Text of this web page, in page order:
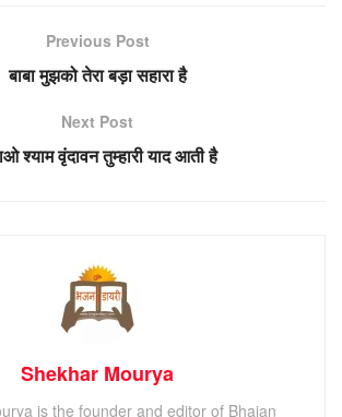
Previous Post
बाबा मुझको तेरा बड़ा सहारा है
Next Post
श्याम वृंदावन तुम्हारी याद आती है
Shekhar Mourya
is the founder and editor of Bhajan